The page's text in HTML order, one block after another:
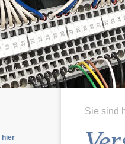
hier
Sie sind